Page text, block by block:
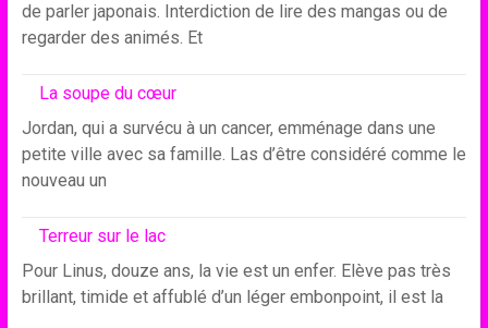
de parler japonais. Interdiction de lire des mangas ou de
regarder des animés. Et
La soupe du cœur
Jordan, qui a survécu à un cancer, emménage dans une
petite ville avec sa famille. Las d’être considéré comme le
nouveau un
Terreur sur le lac
Pour Linus, douze ans, la vie est un enfer. Elève pas très
brillant, timide et affublé d’un léger embonpoint, il est la